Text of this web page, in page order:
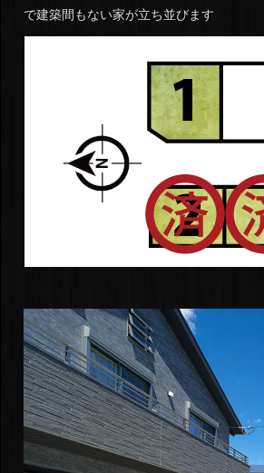
で建築間もない家が立ち並びます